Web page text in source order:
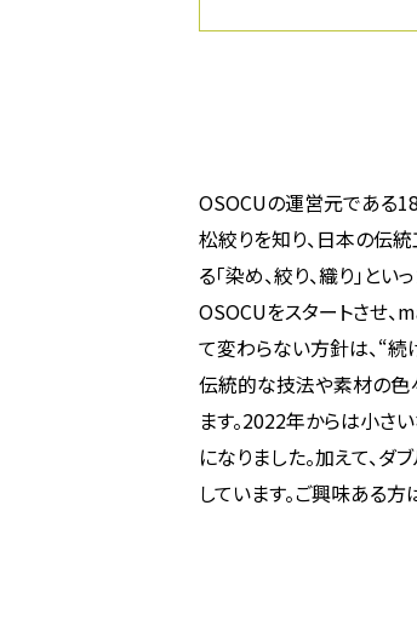
OSOCUの運営元である
松絞りを知り、日本の伝
る「染め、絞り、織り」と
OSOCUをスタートさせ、
て変わらない方針は、“続
伝統的な技法や素材の色
ます。2022年からは小さ
になりました。加えて、
しています。ご興味ある